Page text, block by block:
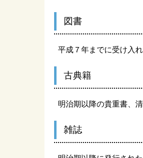
図書
平成７年までに受け入
古典籍
明治期以降の貴重書、
雑誌